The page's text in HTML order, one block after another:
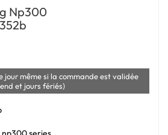
Np300
jour même si la commande est validée
et jours fériés)